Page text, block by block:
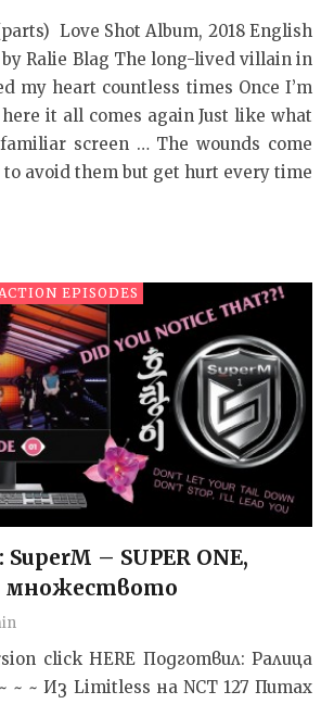
Love Shot Album, 2018 English
Ralie Blag The long-lived villain in
my heart countless times Once I’m
it all comes again Just like what
familiar screen … The wounds come
avoid them but get hurt every time
EPISODES
SuperM – SUPER ONE,
множеството
click HERE Подготвил: Ралица
~ ~ Из Limitless на NCT 127 Питах